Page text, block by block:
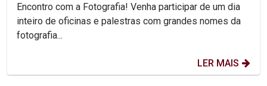
Encontro com a Fotografia! Venha participar de um dia
inteiro de oficinas e palestras com grandes nomes da
fotografia...
LER MAIS